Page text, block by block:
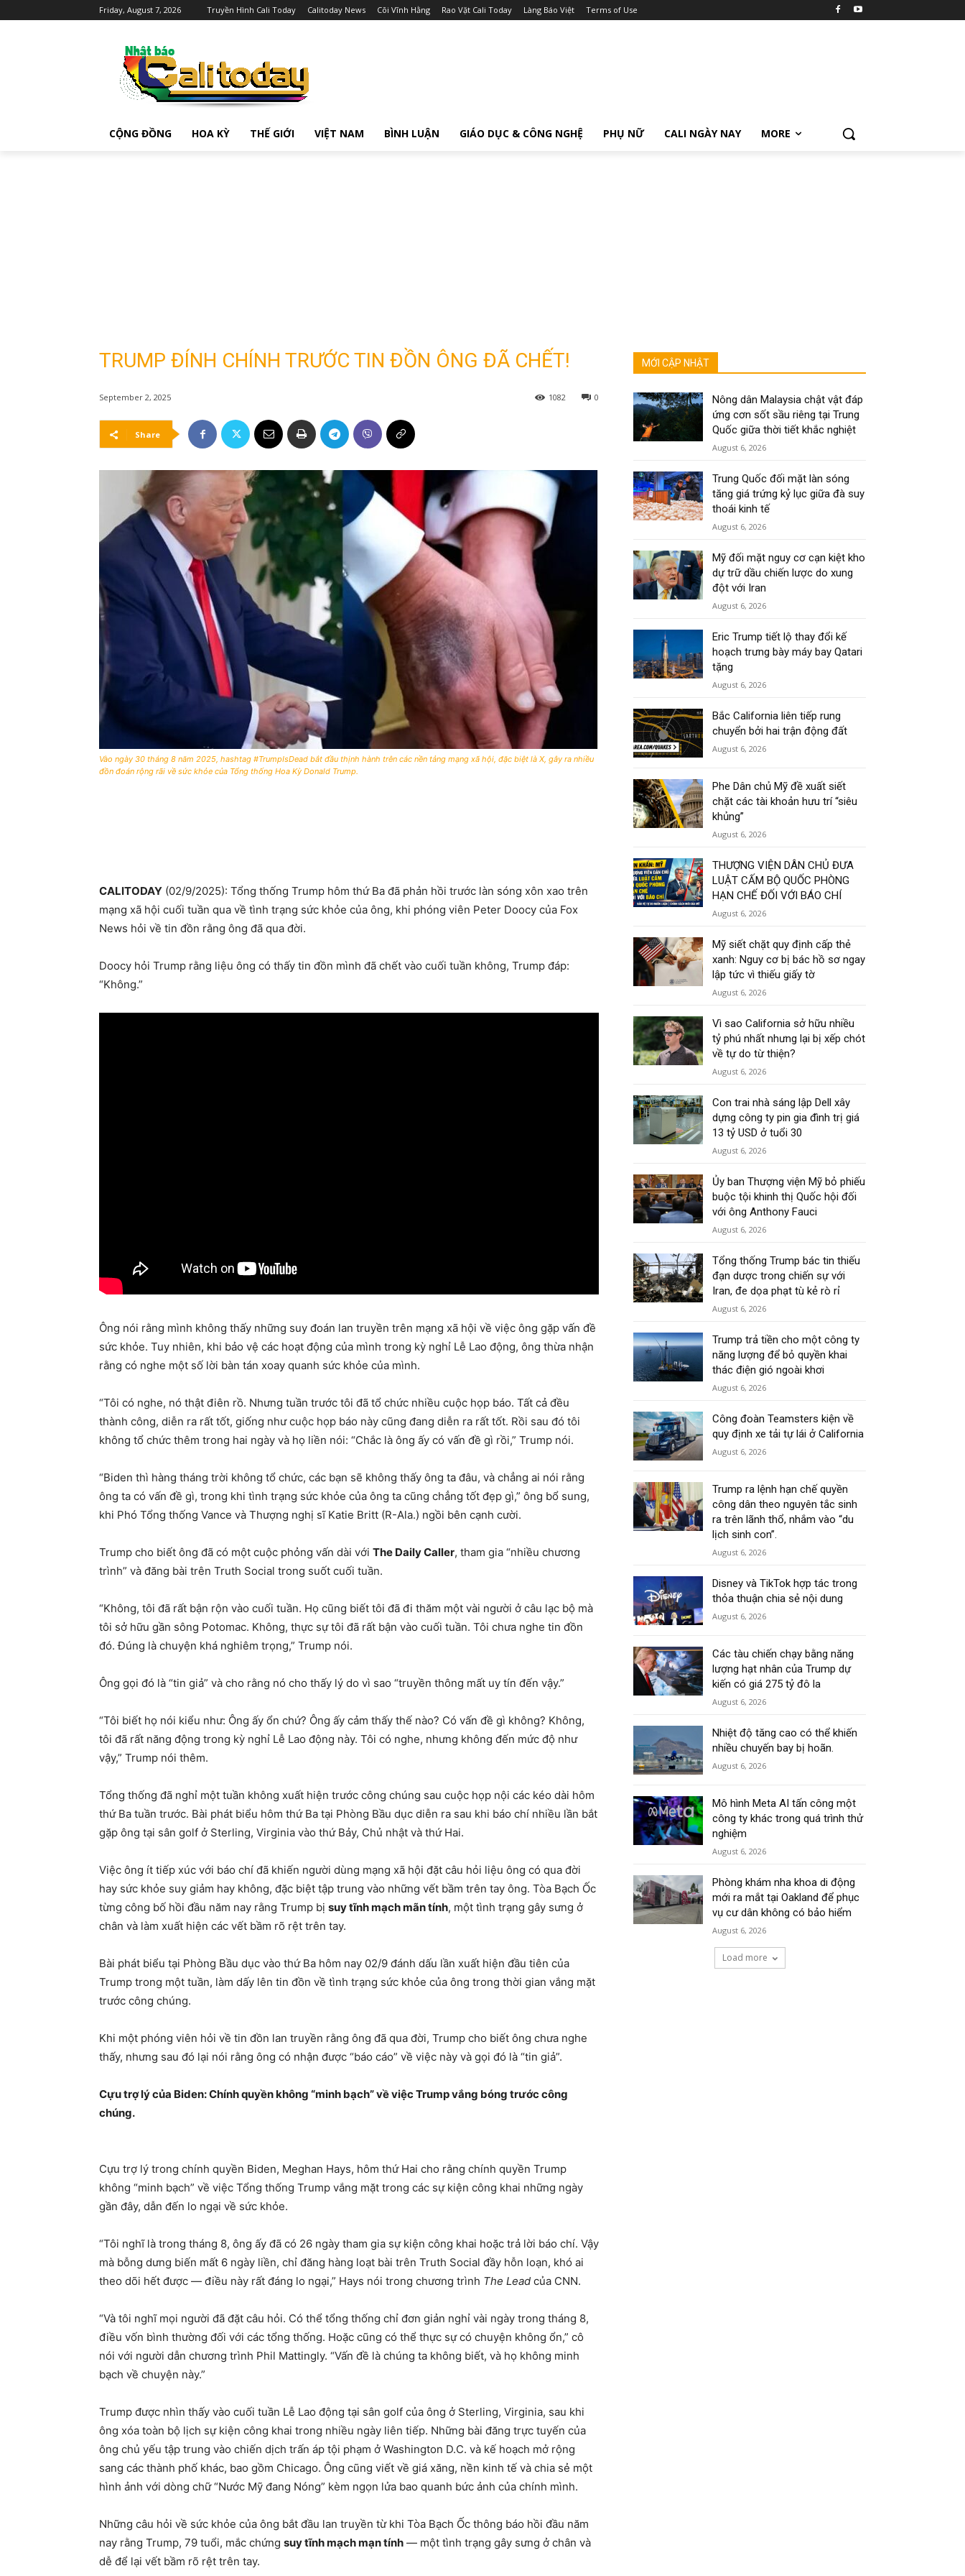
Friday, August 7, 2026 Truyền Hình Cali Today Calitoday News Cõi Vĩnh Hằng Rao Vặt Cali Today Làng Báo Việt Terms of Use
CỘNG ĐỒNG HOA KỲ THẾ GIỚI VIỆT NAM BÌNH LUẬN GIÁO DỤC & CÔNG NGHỆ PHỤ NỮ CALI NGÀY NAY MORE
TRUMP ĐÍNH CHÍNH TRƯỚC TIN ĐỒN ÔNG ĐÃ CHẾT!
September 2, 2025 0
1082
Share
Vào ngày 30 tháng 8 năm 2025, hashtag #TrumpIsDead bắt đầu thịnh hành trên các nền tảng mạng xã hội, đặc biệt là X, gây ra nhiều
đồn đoán rộng rãi về sức khỏe của Tổng thống Hoa Kỳ Donald Trump.
CALITODAY (02/9/2025): Tổng thống Trump hôm thứ Ba đã phản hồi trước làn sóng xôn xao trên
mạng xã hội cuối tuần qua về tình trạng sức khỏe của ông, khi phóng viên Peter Doocy của Fox
News hỏi về tin đồn rằng ông đã qua đời.
Doocy hỏi Trump rằng liệu ông có thấy tin đồn mình đã chết vào cuối tuần không, Trump đáp:
“Không.”
Ông nói rằng mình không thấy những suy đoán lan truyền trên mạng xã hội về việc ông gặp vấn đề
sức khỏe. Tuy nhiên, khi bảo vệ các hoạt động của mình trong kỳ nghỉ Lễ Lao động, ông thừa nhận
rằng có nghe một số lời bàn tán xoay quanh sức khỏe của mình.
“Tôi có nghe, nó thật điên rồ. Nhưng tuần trước tôi đã tổ chức nhiều cuộc họp báo. Tất cả đều
thành công, diễn ra rất tốt, giống như cuộc họp báo này cũng đang diễn ra rất tốt. Rồi sau đó tôi
không tổ chức thêm trong hai ngày và họ liền nói: “Chắc là ông ấy có vấn đề gì rồi,” Trump nói.
“Biden thì hàng tháng trời không tổ chức, các bạn sẽ không thấy ông ta đâu, và chẳng ai nói rằng
ông ta có vấn đề gì, trong khi tình trạng sức khỏe của ông ta cũng chẳng tốt đẹp gì,” ông bổ sung,
khi Phó Tổng thống Vance và Thượng nghị sĩ Katie Britt (R-Ala.) ngồi bên cạnh cười.
Trump cho biết ông đã có một cuộc phỏng vấn dài với The Daily Caller, tham gia “nhiều chương
trình” và đăng bài trên Truth Social trong suốt cuối tuần.
“Không, tôi đã rất bận rộn vào cuối tuần. Họ cũng biết tôi đã đi thăm một vài người ở câu lạc bộ mà
tôi sở hữu gần sông Potomac. Không, thực sự tôi đã rất bận vào cuối tuần. Tôi chưa nghe tin đồn
đó. Đúng là chuyện khá nghiêm trọng,” Trump nói.
Ông gọi đó là “tin giả” và cho rằng nó cho thấy lý do vì sao “truyền thông mất uy tín đến vậy.”
“Tôi biết họ nói kiểu như: Ông ấy ổn chứ? Ông ấy cảm thấy thế nào? Có vấn đề gì không? Không,
tôi đã rất năng động trong kỳ nghỉ Lễ Lao động này. Tôi có nghe, nhưng không đến mức độ như
vậy,” Trump nói thêm.
Tổng thống đã nghỉ một tuần không xuất hiện trước công chúng sau cuộc họp nội các kéo dài hôm
thứ Ba tuần trước. Bài phát biểu hôm thứ Ba tại Phòng Bầu dục diễn ra sau khi báo chí nhiều lần bắt
gặp ông tại sân golf ở Sterling, Virginia vào thứ Bảy, Chủ nhật và thứ Hai.
Việc ông ít tiếp xúc với báo chí đã khiến người dùng mạng xã hội đặt câu hỏi liệu ông có qua đời
hay sức khỏe suy giảm hay không, đặc biệt tập trung vào những vết bầm trên tay ông. Tòa Bạch Ốc
từng công bố hồi đầu năm nay rằng Trump bị suy tĩnh mạch mãn tính, một tình trạng gây sưng ở
chân và làm xuất hiện các vết bầm rõ rệt trên tay.
Bài phát biểu tại Phòng Bầu dục vào thứ Ba hôm nay 02/9 đánh dấu lần xuất hiện đầu tiên của
Trump trong một tuần, làm dấy lên tin đồn về tình trạng sức khỏe của ông trong thời gian vắng mặt
trước công chúng.
Khi một phóng viên hỏi về tin đồn lan truyền rằng ông đã qua đời, Trump cho biết ông chưa nghe
thấy, nhưng sau đó lại nói rằng ông có nhận được “báo cáo” về việc này và gọi đó là “tin giả”.
Cựu trợ lý của Biden: Chính quyền không “minh bạch” về việc Trump vắng bóng trước công
chúng.
Cựu trợ lý trong chính quyền Biden, Meghan Hays, hôm thứ Hai cho rằng chính quyền Trump
không “minh bạch” về việc Tổng thống Trump vắng mặt trong các sự kiện công khai những ngày
gần đây, dẫn đến lo ngại về sức khỏe.
“Tôi nghĩ là trong tháng 8, ông ấy đã có 26 ngày tham gia sự kiện công khai hoặc trả lời báo chí. Vậy
mà bỗng dưng biến mất 6 ngày liền, chỉ đăng hàng loạt bài trên Truth Social đầy hỗn loạn, khó ai
theo dõi hết được — điều này rất đáng lo ngại,” Hays nói trong chương trình The Lead của CNN.
“Và tôi nghĩ mọi người đã đặt câu hỏi. Có thể tổng thống chỉ đơn giản nghỉ vài ngày trong tháng 8,
điều vốn bình thường đối với các tổng thống. Hoặc cũng có thể thực sự có chuyện không ổn,” cô
nói với người dẫn chương trình Phil Mattingly. “Vấn đề là chúng ta không biết, và họ không minh
bạch về chuyện này.”
Trump được nhìn thấy vào cuối tuần Lễ Lao động tại sân golf của ông ở Sterling, Virginia, sau khi
ông xóa toàn bộ lịch sự kiện công khai trong nhiều ngày liên tiếp. Những bài đăng trực tuyến của
ông chủ yếu tập trung vào chiến dịch trấn áp tội phạm ở Washington D.C. và kế hoạch mở rộng
sang các thành phố khác, bao gồm Chicago. Ông cũng viết về giá xăng, nền kinh tế và chia sẻ một
hình ảnh với dòng chữ “Nước Mỹ đang Nóng” kèm ngọn lửa bao quanh bức ảnh của chính mình.
Những câu hỏi về sức khỏe của ông bắt đầu lan truyền từ khi Tòa Bạch Ốc thông báo hồi đầu năm
nay rằng Trump, 79 tuổi, mắc chứng suy tĩnh mạch mạn tính — một tình trạng gây sưng ở chân và
dễ để lại vết bầm rõ rệt trên tay.
MỚI CẬP NHẬT
Nông dân Malaysia chật vật đáp
ứng cơn sốt sầu riêng tại Trung
Quốc giữa thời tiết khắc nghiệt
August 6, 2026
Trung Quốc đối mặt làn sóng
tăng giá trứng kỷ lục giữa đà suy
thoái kinh tế
August 6, 2026
Mỹ đối mặt nguy cơ cạn kiệt kho
dự trữ dầu chiến lược do xung
đột với Iran
August 6, 2026
Eric Trump tiết lộ thay đổi kế
hoạch trưng bày máy bay Qatari
tặng
August 6, 2026
Bắc California liên tiếp rung
chuyển bởi hai trận động đất
August 6, 2026
Phe Dân chủ Mỹ đề xuất siết
chặt các tài khoản hưu trí “siêu
khủng”
August 6, 2026
THƯỢNG VIỆN DÂN CHỦ ĐƯA
LUẬT CẤM BỘ QUỐC PHÒNG
HẠN CHẾ ĐỐI VỚI BÁO CHÍ
August 6, 2026
Mỹ siết chặt quy định cấp thẻ
xanh: Nguy cơ bị bác hồ sơ ngay
lập tức vì thiếu giấy tờ
August 6, 2026
Vì sao California sở hữu nhiều
tỷ phú nhất nhưng lại bị xếp chót
về tự do từ thiện?
August 6, 2026
Con trai nhà sáng lập Dell xây
dựng công ty pin gia đình trị giá
13 tỷ USD ở tuổi 30
August 6, 2026
Ủy ban Thượng viện Mỹ bỏ phiếu
buộc tội khinh thị Quốc hội đối
với ông Anthony Fauci
August 6, 2026
Tổng thống Trump bác tin thiếu
đạn dược trong chiến sự với
Iran, đe dọa phạt tù kẻ rò rỉ
August 6, 2026
Trump trả tiền cho một công ty
năng lượng để bỏ quyền khai
thác điện gió ngoài khơi
August 6, 2026
Công đoàn Teamsters kiện về
quy định xe tải tự lái ở California
August 6, 2026
Trump ra lệnh hạn chế quyền
công dân theo nguyên tắc sinh
ra trên lãnh thổ, nhắm vào “du
lịch sinh con”.
August 6, 2026
Disney và TikTok hợp tác trong
thỏa thuận chia sẻ nội dung
August 6, 2026
Các tàu chiến chạy bằng năng
lượng hạt nhân của Trump dự
kiến có giá 275 tỷ đô la
August 6, 2026
Nhiệt độ tăng cao có thể khiến
nhiều chuyến bay bị hoãn.
August 6, 2026
Mô hình Meta AI tấn công một
công ty khác trong quá trình thử
nghiệm
August 6, 2026
Phòng khám nha khoa di động
mới ra mắt tại Oakland để phục
vụ cư dân không có bảo hiểm
August 6, 2026
Load more